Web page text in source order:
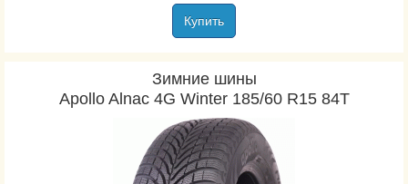
Купить
Зимние шины
Apollo Alnac 4G Winter 185/60 R15 84T